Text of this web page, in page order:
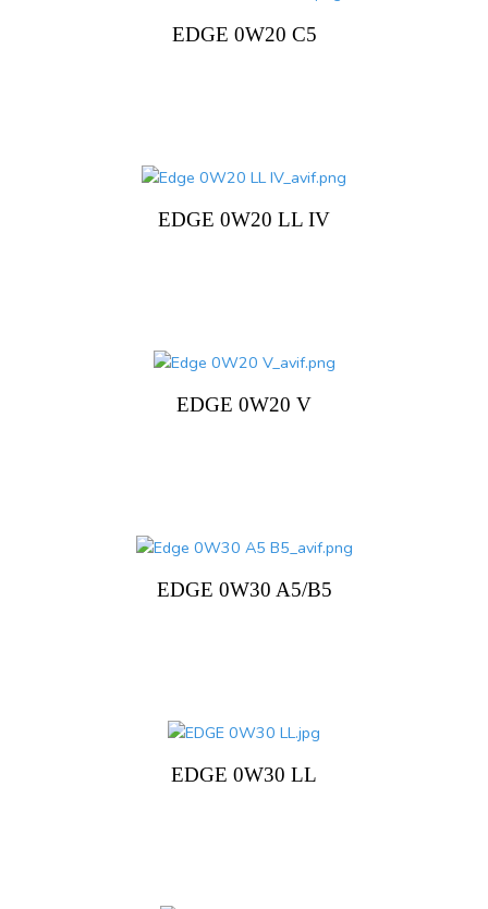
EDGE 0W20 C5
EDGE 0W20 LL IV
EDGE 0W20 V
EDGE 0W30 A5/B5
EDGE 0W30 LL